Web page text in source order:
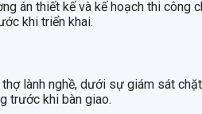
án thiết kế và kế hoạch thi
khi triển khai.
lành nghề, dưới sự giám sát
trước khi bàn giao.